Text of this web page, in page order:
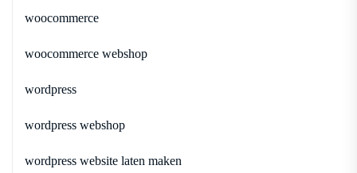
woocommerce
woocommerce webshop
wordpress
wordpress webshop
wordpress website laten maken